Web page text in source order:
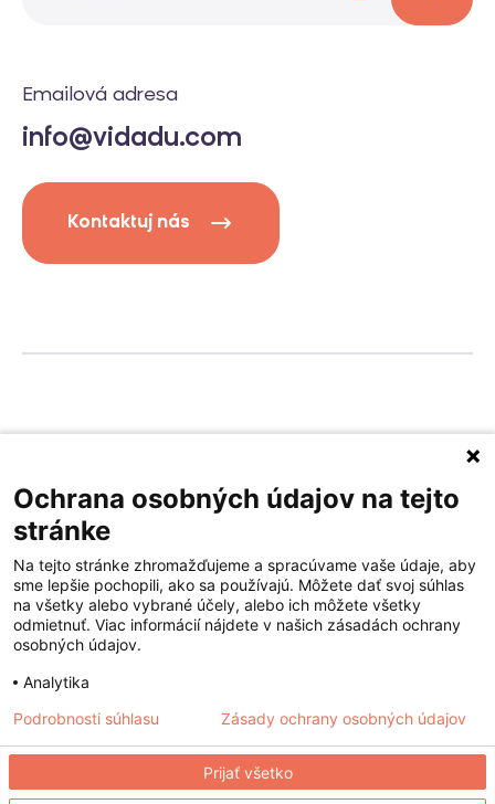
Emailová adresa
info@vidadu.com
Kontaktuj nás
© 2026 Vidadu.
Všetky práva vyhradené.
Created bydetaility
Ochrana osobných údajov na tejto
stránke
Na tejto stránke zhromažďujeme a spracúvame vaše údaje, aby
sme lepšie pochopili, ako sa používajú. Môžete dať svoj súhlas
na všetky alebo vybrané účely, alebo ich môžete všetky
odmietnuť. Viac informácií nájdete v našich zásadách ochrany
osobných údajov.
Analytika
Prijať všetko
Podrobnosti súhlasu Zásady ochrany osobných údajov